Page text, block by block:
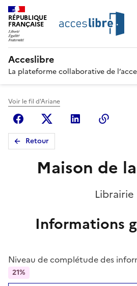
RÉPUBLIQUE
FRANÇAISE
Acceslibre
La plateforme collaborative de
Voir le fil d'Ariane
FacebookX (anciennement
Linkedin
Retour
Maison de
Librairie
Informations
Niveau de complétude des
21%